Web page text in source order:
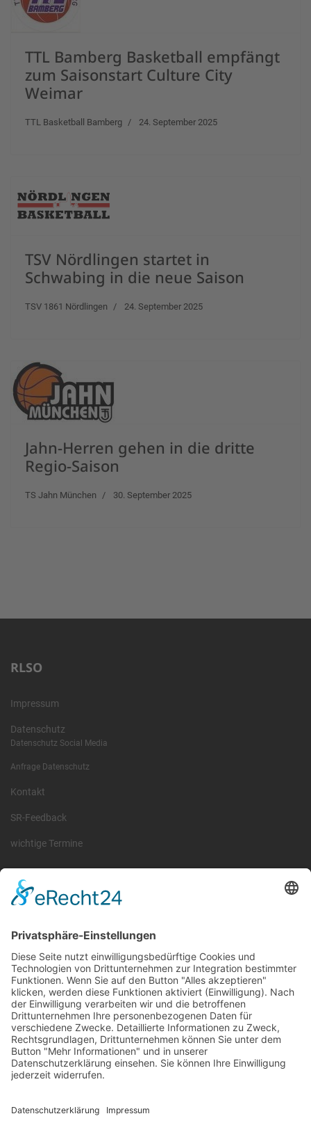
TTL Bamberg Basketball empfängt
zum Saisonstart Culture City
Weimar
TTL Basketball Bamberg 24. September 2025
TSV Nördlingen startet in
Schwabing in die neue Saison
TSV 1861 Nördlingen 24. September 2025
Jahn-Herren gehen in die dritte
Regio-Saison
TS Jahn München 30. September 2025
RLSO
Impressum
Datenschutz
Datenschutz Social Media
Anfrage Datenschutz
Kontakt
SR-Feedback
wichtige Termine
Information
Sachsen und Thüringen. Er ist als eingetragener Verein tätig und
gleichzeitig Veranstalter der Spiele der Regionalliga in
verschiedenen Ligen.
Die RLSO ist jetzt auch erreichbar unter der Adresse
Wir betreiben ...